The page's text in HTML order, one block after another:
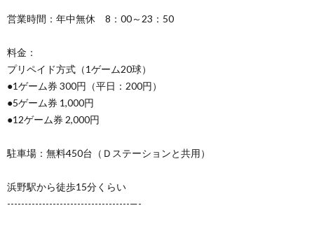
営業時間：年中無休 8：00～23：50
料金：
プリペイド方式（1ゲーム20球）
●1ゲーム券 300円（平日：200円）
●5ゲーム券 1,000円
●12ゲーム券 2,000円
駐車場：無料450台（Ｄステーションと共用）
浜野駅から徒歩15分くらい
-----------------------------------—-